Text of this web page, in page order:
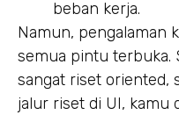
beban kerja.
Namun, pengalaman
semua pintu terbuka.
sangat riset oriented,
jalur riset di UI, kamu